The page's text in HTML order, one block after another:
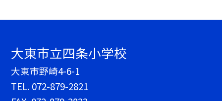
大東市立四条小学校
大東市野崎4-6-1
TEL. 072-879-2821